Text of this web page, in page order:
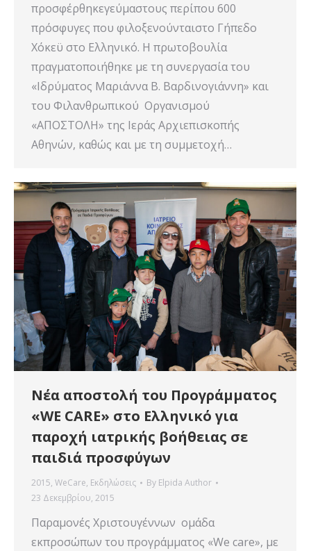
προσφέρθηκεγεύμαστους περίπου 600
πρόσφυγες που φιλοξενούνταιστο Γήπεδο
Χόκεϋ στο Ελληνικό. Η πρωτοβουλία
πραγματοποιήθηκε με τη συνεργασία του
«Ιδρύματος Μαριάννα Β. Βαρδινογιάννη» και
του Φιλανθρωπικού Οργανισμού
«ΑΠΟΣΤΟΛΗ» της Ιεράς Αρχιεπισκοπής
Αθηνών, καθώς και με τη συμμετοχή…
Νέα αποστολή του Προγράμματος
«WE CARE» στο Ελληνικό για
παροχή ιατρικής βοήθειας σε
παιδιά προσφύγων
2015, WeCare, Εκδηλώσεις By Elpida Author
23 Δεκεμβρίου, 2015
Παραμονές Χριστουγέννων ομάδα
εκπροσώπων του προγράμματος «We care», με